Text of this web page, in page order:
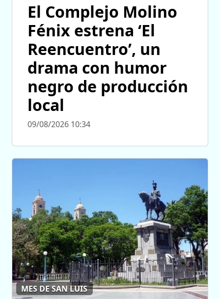
El Complejo Molino
Fénix estrena ‘El
Reencuentro’, un
drama con humor
negro de producción
local
09/08/2026 10:34
MES DE SAN LUIS